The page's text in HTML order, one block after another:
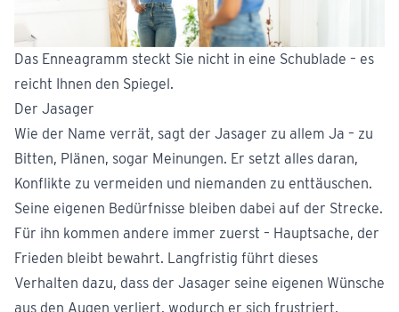
Das Enneagramm steckt Sie nicht in eine Schublade – es
reicht Ihnen den Spiegel.
Der Jasager
Wie der Name verrät, sagt der Jasager zu allem Ja – zu
Bitten, Plänen, sogar Meinungen. Er setzt alles daran,
Konflikte zu vermeiden und niemanden zu enttäuschen.
Seine eigenen Bedürfnisse bleiben dabei auf der Strecke.
Für ihn kommen andere immer zuerst – Hauptsache, der
Frieden bleibt bewahrt. Langfristig führt dieses
Verhalten dazu, dass der Jasager seine eigenen Wünsche
aus den Augen verliert, wodurch er sich frustriert,